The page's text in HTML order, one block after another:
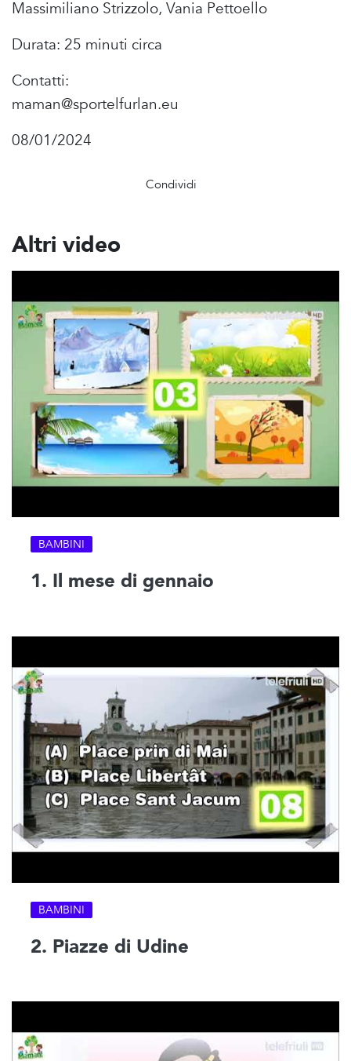
Massimiliano Strizzolo, Vania Pettoello
Durata: 25 minuti circa
Contatti:
maman@sportelfurlan.eu
08/01/2024
Condividi
Altri video
BAMBINI
1. Il mese di gennaio
BAMBINI
2. Piazze di Udine